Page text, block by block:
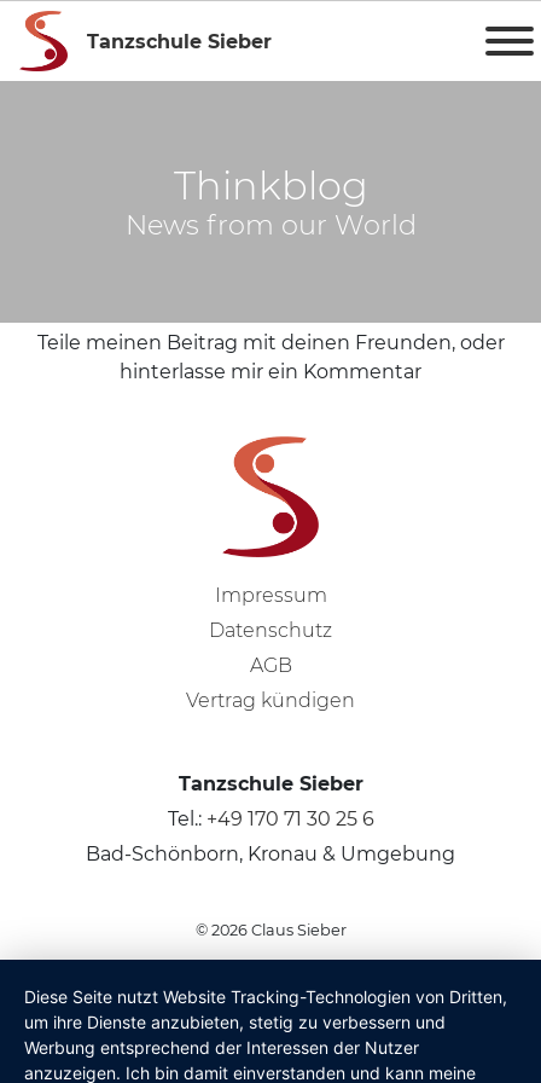
Tanzschule Sieber
Thinkblog
News from our World
Teile meinen Beitrag mit deinen Freunden, oder
hinterlasse mir ein Kommentar
Diese Seite nutzt Website Tracking-Technologien von Dritten,
um ihre Dienste anzubieten, stetig zu verbessern und
Werbung entsprechend der Interessen der Nutzer
anzuzeigen. Ich bin damit einverstanden und kann meine
Impressum
Datenschutz
AGB
Vertrag kündigen
Tanzschule Sieber
Tel.: +49 170 71 30 25 6
Bad-Schönborn, Kronau & Umgebung
© 2026 Claus Sieber